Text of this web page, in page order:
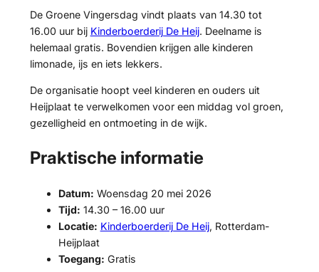
De Groene Vingersdag vindt plaats van 14.30 tot
16.00 uur bij Kinderboerderij De Heij. Deelname is
helemaal gratis. Bovendien krijgen alle kinderen
limonade, ijs en iets lekkers.
De organisatie hoopt veel kinderen en ouders uit
Heijplaat te verwelkomen voor een middag vol groen,
gezelligheid en ontmoeting in de wijk.
Praktische informatie
Datum: Woensdag 20 mei 2026
Tijd: 14.30 – 16.00 uur
Locatie: Kinderboerderij De Heij, Rotterdam-
Heijplaat
Toegang: Gratis